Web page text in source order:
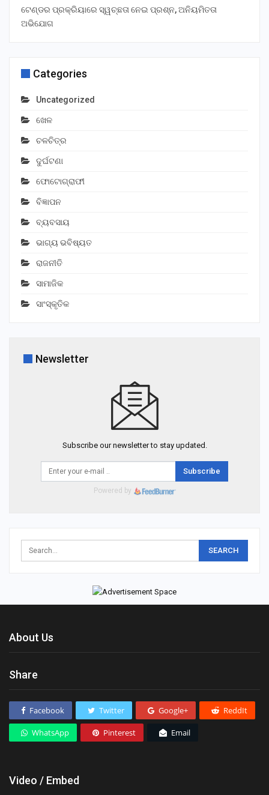
ଟେଣ୍ଡର ପ୍ରକ୍ରିୟାରେ ସ୍ୱଚ୍ଛତା ନେଇ ପ୍ରଶ୍ନ, ଅନିୟମିତତା
ଅଭିଯୋଗ
Categories
Uncategorized
ଖେଳ
ଚଳଚିତ୍ର
ଦୁର୍ଘଟଣା
ଫୋଟୋଗ୍ରାଫୀ
ବିଜ୍ଞାପନ
ବ୍ୟବସାୟ
ଭାଗ୍ୟ ଭବିଷ୍ୟତ
ରାଜନୀତି
ସାମାଜିକ
ସାଂସ୍କୃତିକ
Newsletter
Subscribe our newsletter to stay updated.
Subscribe
Powered by
About Us
Share
Facebook Twitter Google+ ReddIt
WhatsApp Pinterest Email
Video / Embed